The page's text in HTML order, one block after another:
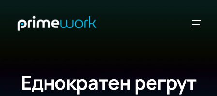
Еднократен регрут